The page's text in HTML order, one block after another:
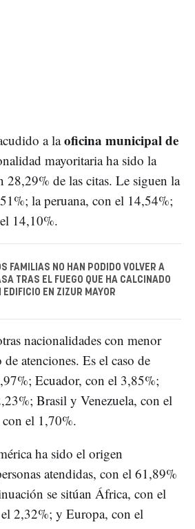
a laoficina municipal de
mayoritaria ha sido la
28,29% de las citas. Le siguen la
la peruana, con el 14,54%;
14,10%.
FAMILIAS NO HAN PODIDO VOLVER A
TRAS EL FUEGO QUE HA CALCINADO
EDIFICIO EN ZIZUR MAYOR
nacionalidades con menor
atenciones. Es el caso de
Ecuador, con el 3,85%;
Brasil y Venezuela, con el
el 1,70%.
ha sido el origen
atendidas, con el 61,89%
se sitúan África, con el
2,32%; y Europa, con el